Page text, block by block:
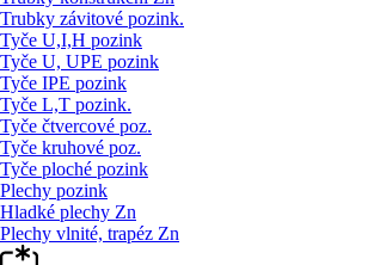
Trubky závitové pozink.
Tyče U,I,H pozink
Tyče U, UPE pozink
Tyče IPE pozink
Tyče L,T pozink.
Tyče čtvercové poz.
Tyče kruhové poz.
Tyče ploché pozink
Plechy pozink
Hladké plechy Zn
Plechy vlnité, trapéz Zn